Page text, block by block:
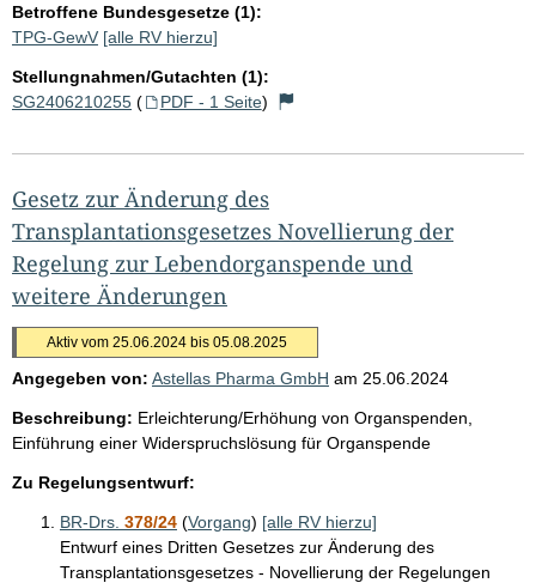
Betroffene Bundesgesetze (1):
TPG-GewV [alle RV hierzu]
Stellungnahmen/Gutachten (1):
SG2406210255 ( PDF - 1 Seite)
Gesetz zur Änderung des
Transplantationsgesetzes Novellierung der
Regelung zur Lebendorganspende und
weitere Änderungen
Aktiv vom 25.06.2024 bis 05.08.2025
Angegeben von: Astellas Pharma GmbH am 25.06.2024
Beschreibung: Erleichterung/Erhöhung von Organspenden,
Einführung einer Widerspruchslösung für Organspende
Zu Regelungsentwurf:
BR-Drs. 378/24 (Vorgang) [alle RV hierzu]
Entwurf eines Dritten Gesetzes zur Änderung des
Transplantationsgesetzes - Novellierung der Regelungen